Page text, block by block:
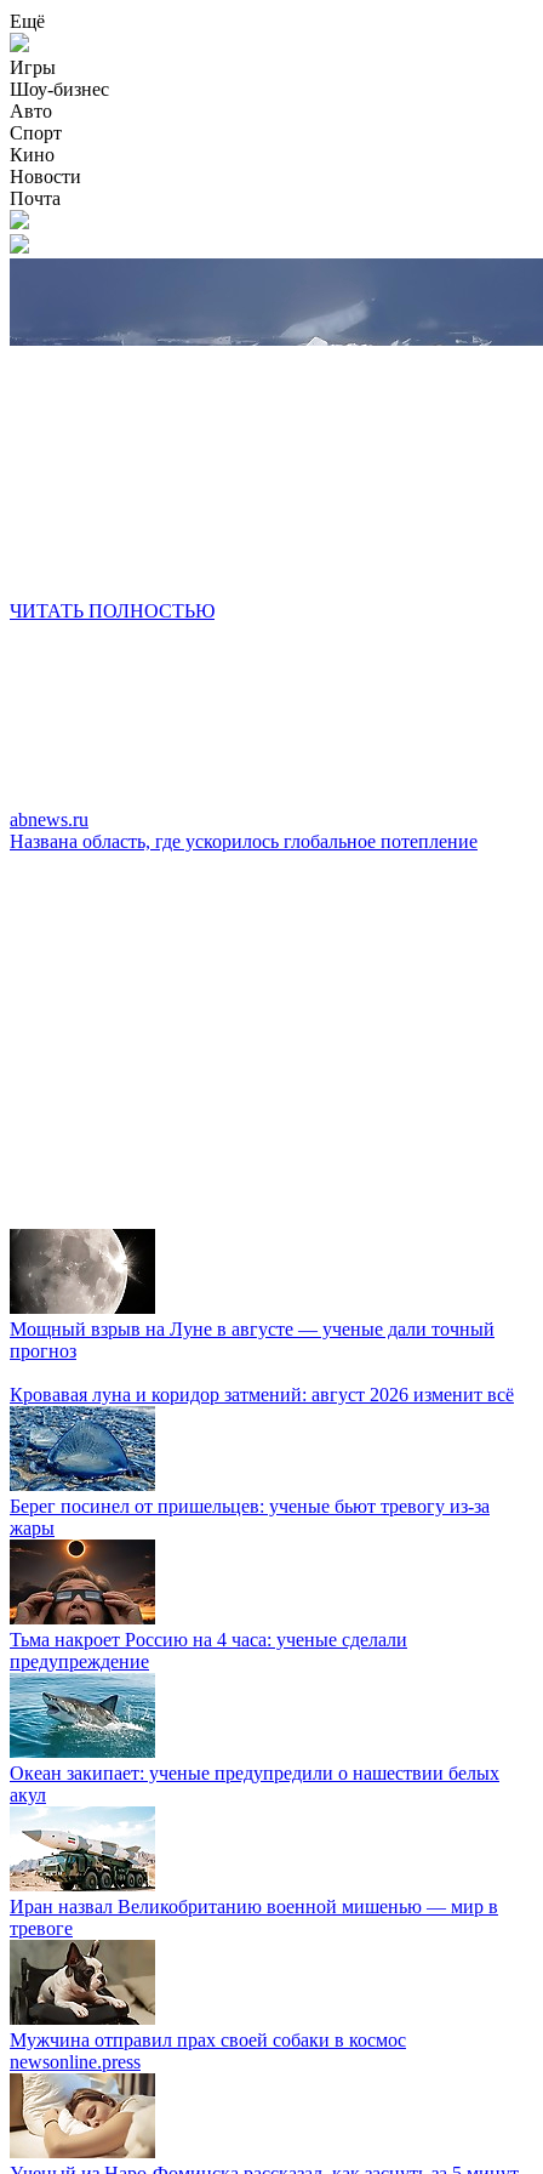
Ещё
Игры
Шоу-бизнес
Авто
Спорт
Кино
Новости
Почта
ЧИТАТЬ ПОЛНОСТЬЮ
abnews.ru
Названа область, где ускорилось глобальное потепление
Мощный взрыв на Луне в августе — ученые дали точный
прогноз
Кровавая луна и коридор затмений: август 2026 изменит всё
Берег посинел от пришельцев: ученые бьют тревогу из-за
жары
Тьма накроет Россию на 4 часа: ученые сделали
предупреждение
Океан закипает: ученые предупредили о нашествии белых
акул
Иран назвал Великобританию военной мишенью — мир в
тревоге
Мужчина отправил прах своей собаки в космос
newsonline.press